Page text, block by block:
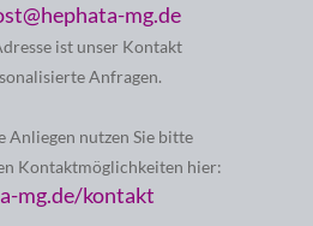
mg.de
ist unser Kontakt
Anfragen.
Anliegen nutzen Sie bitte
Kontaktmöglichkeiten hier:
mg.de/kontakt